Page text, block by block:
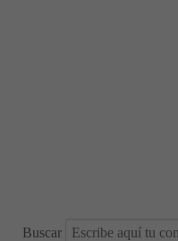
Buscar